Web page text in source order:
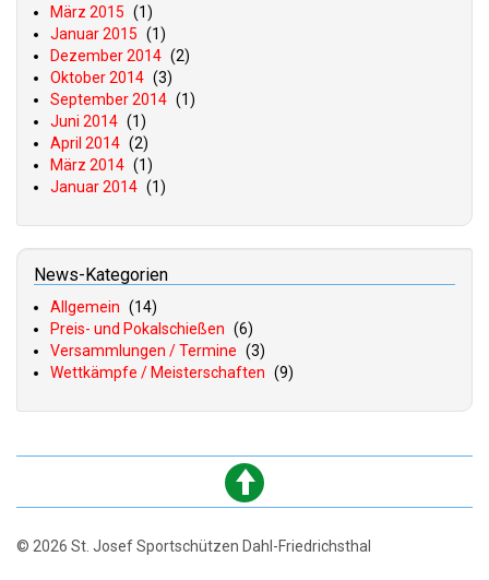
März 2015 (1)
Januar 2015 (1)
Dezember 2014 (2)
Oktober 2014 (3)
September 2014 (1)
Juni 2014 (1)
April 2014 (2)
März 2014 (1)
Januar 2014 (1)
News-Kategorien
Allgemein (14)
Preis- und Pokalschießen (6)
Versammlungen / Termine (3)
Wettkämpfe / Meisterschaften (9)
© 2026 St. Josef Sportschützen Dahl-Friedrichsthal